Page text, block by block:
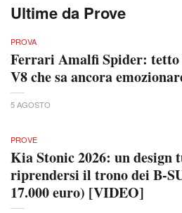
Ultime da Prove
PROVA
Ferrari Amalfi Spider: tetto
V8 che sa ancora
5 AGOSTO
PROVE
Kia Stonic 2026: un design
riprendersi il trono dei B-
17.000 euro) [VIDEO]